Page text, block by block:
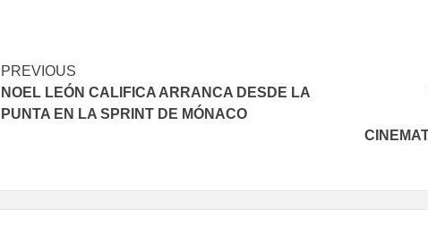
Post
navigation
PREVIOUS
NOEL LEÓN CALIFICA ARRANCA DESDE LA
PUNTA EN LA SPRINT DE MÓNACO